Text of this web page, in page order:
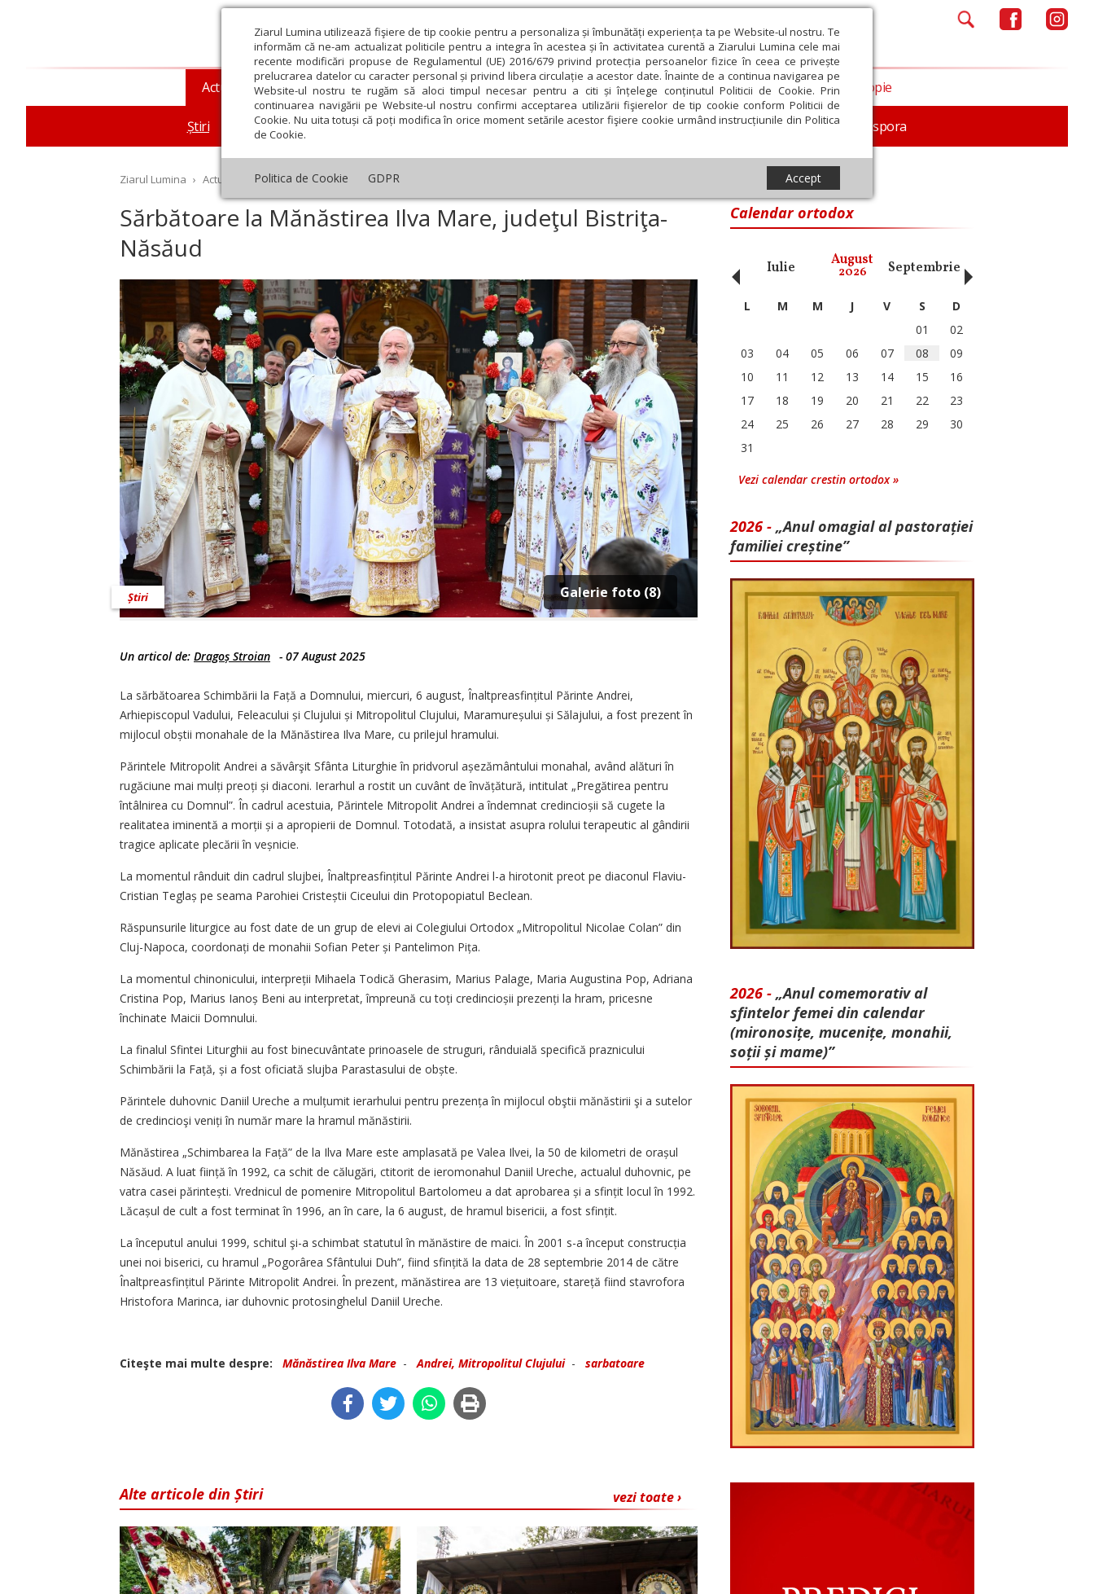
Ziarul Lumina utilizează fişiere de tip cookie pentru a personaliza și îmbunătăți experiența ta pe Website-ul nostru. Te
informăm că ne-am actualizat politicile pentru a integra în acestea și în activitatea curentă a Ziarului Lumina cele mai
recente modificări propuse de Regulamentul (UE) 2016/679 privind protecția persoanelor fizice în ceea ce privește
prelucrarea datelor cu caracter personal și privind libera circulație a acestor date. Înainte de a continua navigarea pe
Website-ul nostru te rugăm să aloci timpul necesar pentru a citi și înțelege conținutul Politicii de Cookie. Prin
continuarea navigării pe Website-ul nostru confirmi acceptarea utilizării fişierelor de tip cookie conform Politicii de
Cookie. Nu uita totuși că poți modifica în orice moment setările acestor fişiere cookie urmând instrucțiunile din Politica
de Cookie.
Politica de Cookie GDPR Accept
Actualitate religioasă
Știri Mesaje și cuvântări An omagial Comunicate de presă Documentar In memoriam Diaspora
Teologie și spiritualitate Educaţie și Cultură Societate Opinii Filantropie
Ziarul Lumina › Actualitate religioasă › Știri › Sărbătoare la Mănăstirea Ilva Mare, judeţul Bistriţa-Năsăud
Sărbătoare la Mănăstirea Ilva Mare, judeţul Bistriţa-
Năsăud
Galerie foto (8)
Știri
Un articol de: Dragoș Stroian - 07 August 2025
La sărbătoarea Schimbării la Față a Domnului, miercuri, 6 august, Înaltpreasfințitul Părinte Andrei,
Arhiepiscopul Vadului, Feleacului și Clujului și Mitropolitul Clujului, Mara­mureșului și Sălajului, a fost prezent în
mijlocul obștii monahale de la Mănăstirea Ilva Mare, cu prilejul hramului.
Părintele Mitropolit Andrei a săvârşit Sfânta Liturghie în pridvorul așezământului monahal, având alături în
rugăciune mai mulți preoți și diaconi. Ierarhul a rostit un cuvânt de învăță­tură, intitulat „Pregătirea pentru
întâlnirea cu Domnul”. În cadrul acestuia, Părintele Mitropolit Andrei a îndemnat credincioșii să cugete la
realitatea iminentă a morții și a apropierii de Domnul. Totodată, a insistat asupra rolului terapeutic al gândirii
tragice aplicate plecării în veșnicie.
La momentul rânduit din cadrul slujbei, Înaltpreasfințitul Părinte Andrei l-a hirotonit preot pe diaconul Flaviu-
Cristian Teglaș pe seama Parohiei Cristeștii Ciceului din Protopopiatul Beclean.
Răspunsurile liturgice au fost date de un grup de elevi ai Colegiului Ortodox „Mitropolitul Nicolae Colan” din
Cluj-Napoca, coordonați de monahii Sofian Peter și Pantelimon Pița.
La momentul chinonicului, interpreții Mihaela Todică Gherasim, Marius Palage, Maria Augustina Pop, Adriana
Cristina Pop, Marius Ianoș Beni au interpretat, împreună cu toți credincioșii prezenți la hram, pricesne
închinate Maicii Domnului.
La finalul Sfintei Liturghii au fost binecuvântate prinoasele de struguri, rânduială specifică praznicului
Schimbării la Față, și a fost oficiată slujba Parastasului de obște.
Părintele duhovnic Daniil Ureche a mulțumit ierarhului pentru prezența în mijlocul obştii mănăstirii şi a sutelor
de credincioşi veniți în număr mare la hramul mănăstirii.
Mănăstirea „Schimbarea la Față” de la Ilva Mare este amplasată pe Valea Ilvei, la 50 de kilometri de orașul
Năsăud. A luat ființă în 1992, ca schit de călugări, ctitorit de ieromonahul Daniil Ureche, actualul duhovnic, pe
vatra casei părintești. Vrednicul de pomenire Mitropolitul Bartolomeu a dat aprobarea și a sfințit locul în 1992.
Lăcașul de cult a fost terminat în 1996, an în care, la 6 august, de hramul bisericii, a fost sfințit.
La începutul anului 1999, schitul şi-a schimbat statutul în mănăstire de maici. În 2001 s-a început construcția
unei noi biserici, cu hramul „Pogorârea Sfântului Duh”, fiind sfințită la data de 28 septembrie 2014 de către
Înaltpreasfin­țitul Părinte Mitropolit Andrei. În prezent, mănăstirea are 13 vie­țuitoare, stareță fiind stavrofora
Hristofora Marinca, iar duhovnic protosinghelul Daniil Ureche.
Citeşte mai multe despre: Mănăstirea Ilva Mare -Andrei, Mitropolitul Clujului- sarbatoare
vezi toate ›
Alte articole din Știri
Calendar ortodox
Iulie August
2026 Septembrie Octombrie
‹ L M M J V S
D
01
02
03
04 05 06 07 08
09
10
11 12 13 14 15
16
17
18 19 20 21 22
23
24
25 26 27 28 29
30
31
Vezi calendar crestin ortodox »
2026 - „Anul omagial al pastorației
familiei creștine”
2026 - „Anul comemorativ al
sfintelor femei din calendar
(mironosițe, mu­cenițe, monahii,
soții și mame)”